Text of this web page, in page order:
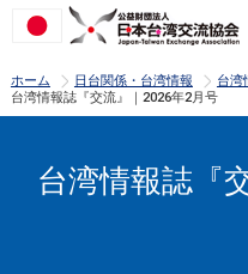
ホーム >
日台関係・台湾情報 >
台湾
台湾情報誌『交流』｜2026年2月号
台湾情報誌『